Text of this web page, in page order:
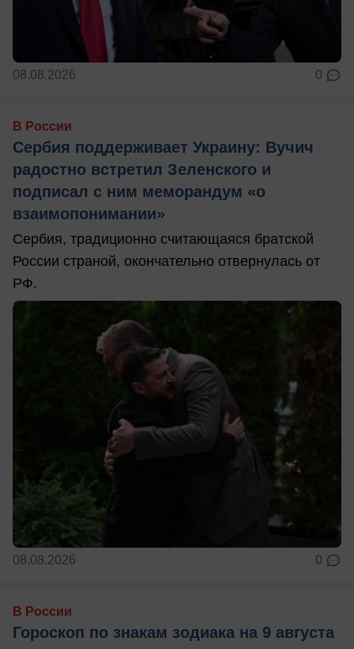
08.08.2026 0
В России
Сербия поддерживает Украину: Вучич
радостно встретил Зеленского и
подписал с ним меморандум «о
взаимопонимании»
Сербия, традиционно считающаяся братской
России страной, окончательно отвернулась от
РФ.
08.08.2026 0
В России
Гороскоп по знакам зодиака на 9 августа